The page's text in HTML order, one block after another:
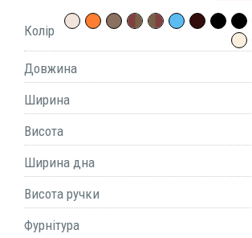
Колір
Довжина
Ширина
Висота
Ширина дна
Висота ручки
Фурнітура